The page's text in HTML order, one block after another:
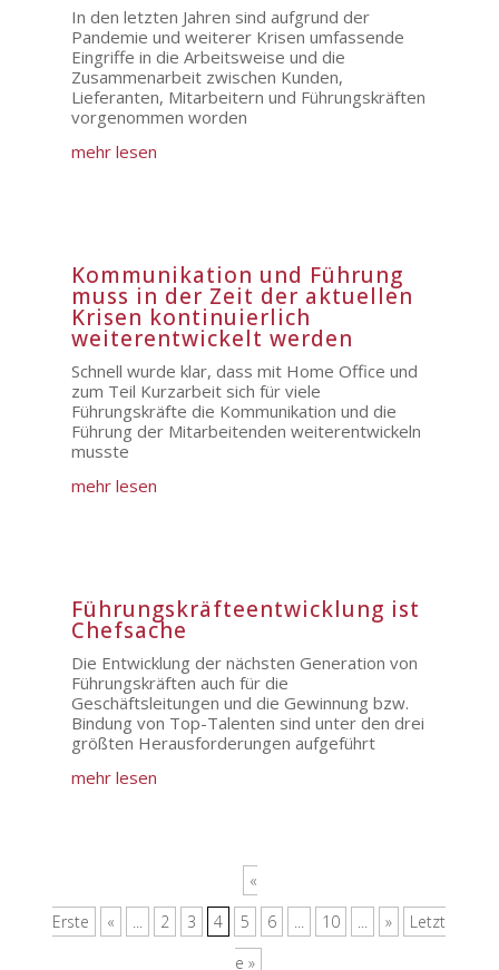
In den letzten Jahren sind aufgrund der
Pandemie und weiterer Krisen umfassende
Eingriffe in die Arbeitsweise und die
Zusammenarbeit zwischen Kunden,
Lieferanten, Mitarbeitern und Führungskräften
vorgenommen worden
mehr lesen
Kommunikation und Führung
muss in der Zeit der aktuellen
Krisen kontinuierlich
weiterentwickelt werden
Schnell wurde klar, dass mit Home Office und
zum Teil Kurzarbeit sich für viele
Führungskräfte die Kommunikation und die
Führung der Mitarbeitenden weiterentwickeln
musste
mehr lesen
Führungskräfteentwicklung ist
Chefsache
Die Entwicklung der nächsten Generation von
Führungskräften auch für die
Geschäftsleitungen und die Gewinnung bzw.
Bindung von Top-Talenten sind unter den drei
größten Herausforderungen aufgeführt
mehr lesen
«
Erste
« ... 2 3 4 5 6 ... 10 ... »
Letzt
e »